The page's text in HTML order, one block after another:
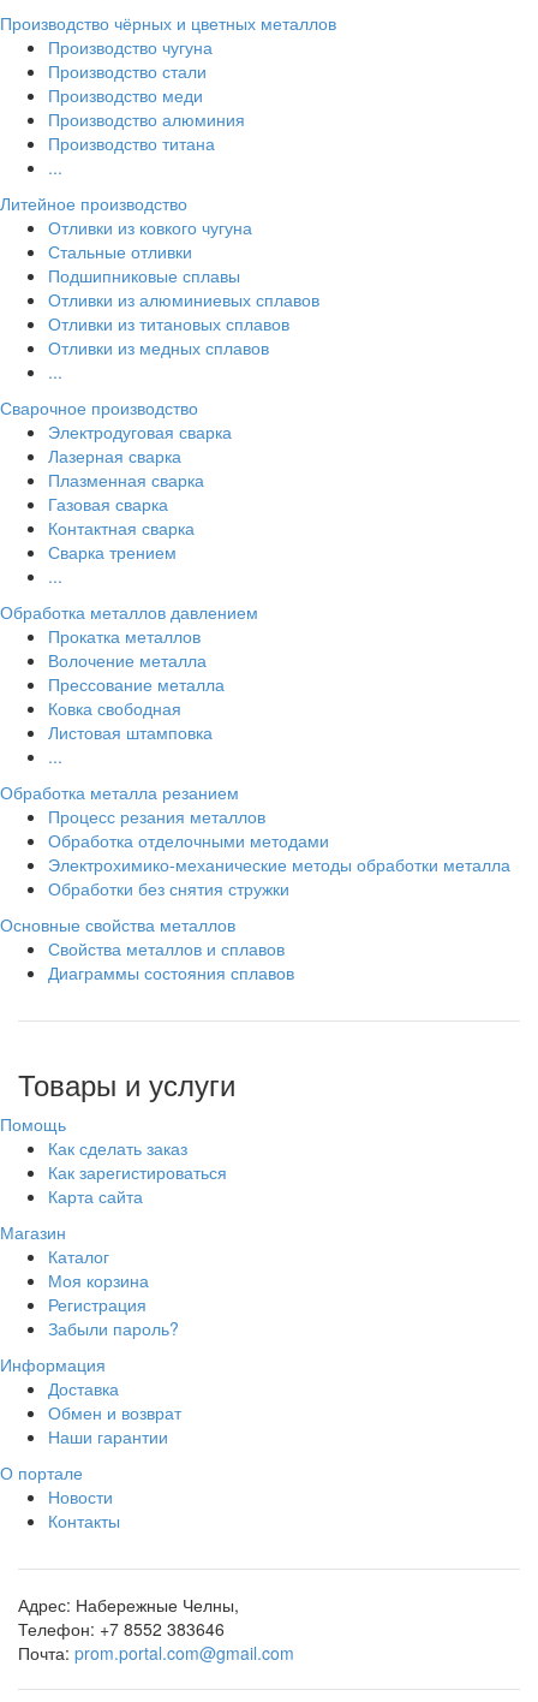
Производство чёрных и цветных металлов
Производство чугуна
Производство стали
Производство меди
Производство алюминия
Производство титана
...
Литейное производство
Отливки из ковкого чугуна
Стальные отливки
Подшипниковые сплавы
Отливки из алюминиевых сплавов
Отливки из титановых сплавов
Отливки из медных сплавов
...
Сварочное производство
Электродуговая сварка
Лазерная сварка
Плазменная сварка
Газовая сварка
Контактная сварка
Сварка трением
...
Обработка металлов давлением
Прокатка металлов
Волочение металла
Прессование металла
Ковка свободная
Листовая штамповка
...
Обработка металла резанием
Процесс резания металлов
Обработка отделочными методами
Электрохимико-механические методы обработки металла
Обработки без снятия стружки
Основные свойства металлов
Свойства металлов и сплавов
Диаграммы состояния сплавов
Товары и услуги
Помощь
Как сделать заказ
Как зарегистироваться
Карта сайта
Магазин
Каталог
Моя корзина
Регистрация
Забыли пароль?
Информация
Доставка
Обмен и возврат
Наши гарантии
О портале
Новости
Контакты
Адрес: Набережные Челны,
Телефон: +7 8552 383646
Почта: prom.portal.com@gmail.com